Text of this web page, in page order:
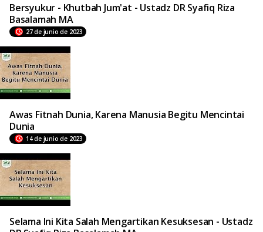
Bersyukur - Khutbah Jum'at - Ustadz DR Syafiq Riza
Basalamah MA
27 de junio de 2023
Awas Fitnah Dunia, Karena Manusia Begitu Mencintai
Dunia
14 de junio de 2023
Selama Ini Kita Salah Mengartikan Kesuksesan - Ustadz